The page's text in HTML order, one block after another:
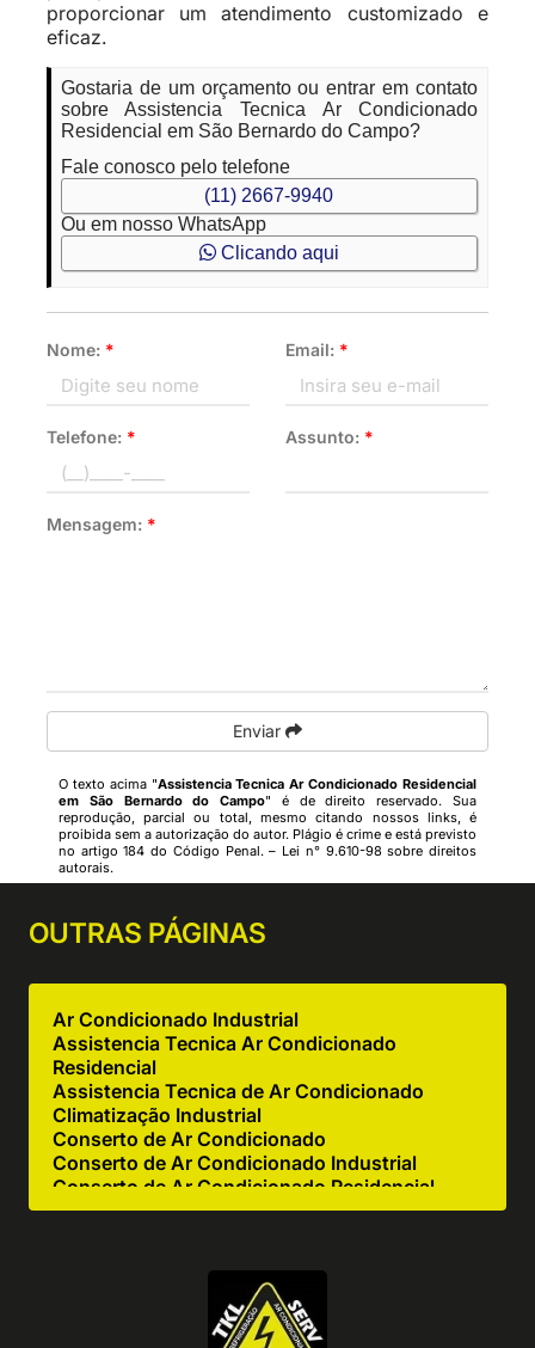
proporcionar um atendimento customizado e
eficaz.
Gostaria de um orçamento ou entrar em contato
sobre Assistencia Tecnica Ar Condicionado
Residencial em São Bernardo do Campo?
Fale conosco pelo telefone
(11) 2667-9940
Ou em nosso WhatsApp
Clicando aqui
Nome: * Email: *
Telefone: * Assunto: *
Mensagem: *
Enviar
O texto acima "Assistencia Tecnica Ar Condicionado Residencial
em São Bernardo do Campo" é de direito reservado. Sua
reprodução, parcial ou total, mesmo citando nossos links, é
proibida sem a autorização do autor. Plágio é crime e está previsto
no artigo 184 do Código Penal. – Lei n° 9.610-98 sobre direitos
autorais.
OUTRAS PÁGINAS
Ar Condicionado Industrial
Assistencia Tecnica Ar Condicionado
Residencial
Assistencia Tecnica de Ar Condicionado
Climatização Industrial
Conserto de Ar Condicionado
Conserto de Ar Condicionado Industrial
Conserto de Ar Condicionado Residencial
Conserto de Equipamentos de Cocção
Empresa de Ar Condicionado Industrial
Empresa de Ar Condicionado Manutenção
Empresa de Climatização